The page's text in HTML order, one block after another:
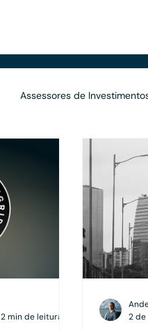
Assessores de
2 min de leitura
2 de